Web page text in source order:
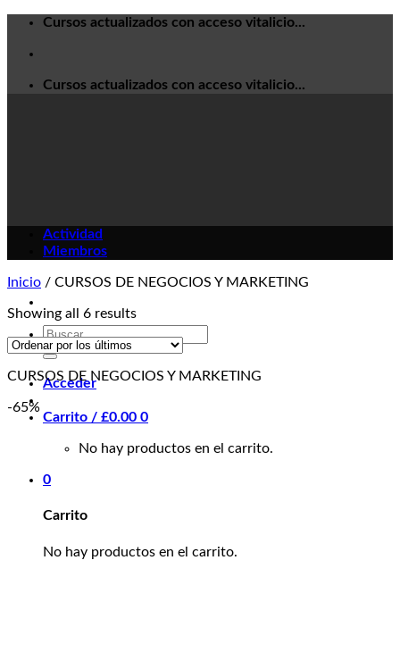
Skip
content
Cursos actualizados con acceso vitalicio...
Cursos actualizados con acceso vitalicio...
Buscar
por:
Acceder
Carrito / £0.00 0
No hay productos en el carrito.
0
Carrito
No hay productos en el carrito.
Actividad
Miembros
Inicio / CURSOS DE NEGOCIOS Y MARKETING
Showing all 6 results
CURSOS DE NEGOCIOS Y MARKETING
-65%